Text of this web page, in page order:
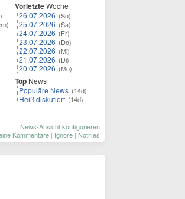
VorletzteWoche
26.07.2026 (So)
25.07.2026 (Sa)
24.07.2026 (Fr)
23.07.2026 (Do)
22.07.2026 (Mi)
21.07.2026 (Di)
20.07.2026 (Mo)
Top News
Populäre News (14d)
Heiß diskutiert (14d)
News-Ansicht konfigurieren
Kommentare | Ignore | Notifies